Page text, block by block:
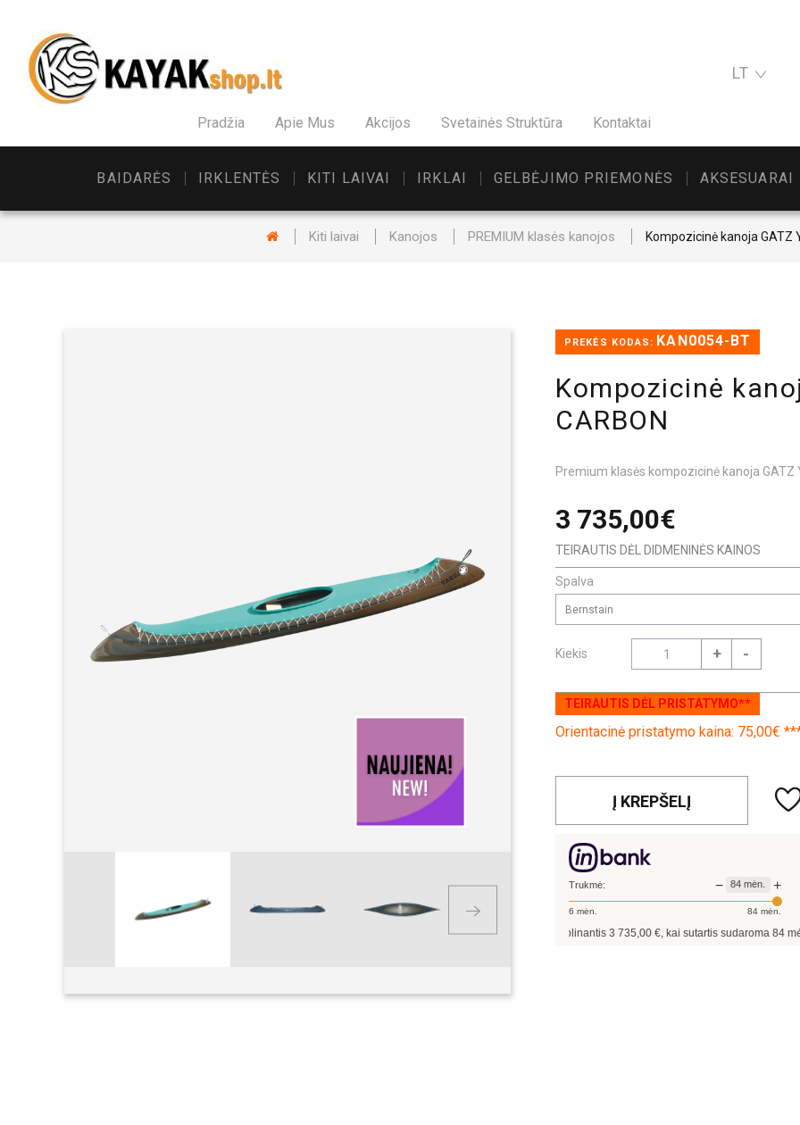
LT
Pradžia Apie Mus Akcijos Svetainės Struktūra Kontaktai
BAIDARĖS IRKLENTĖS KITI LAIVAI IRKLAI GELBĖJIMO PRIEMONĖS AKSESUARAI
Kiti laivai Kanojos PREMIUM klasės kanojos Kompozicinė kanoja GATZ
PREKĖS KODAS: KAN0054-BT
Kompozicinė
CARBON
Premium klasės kompozicinė kanoja GATZ
3 735,00€
TEIRAUTIS DĖL DIDMENINĖS KAINOS
Spalva
Bernstain
Kiekis + -
TEIRAUTIS DĖL PRISTATYMO**
Orientacinė pristatymo kaina: 75,00€
Į KREPŠELĮ
Trukmė: − 84 mėn. +
6 mėn. 84mėn.
Pavyzdžiui, skolinantis 3 735,00 €, kai sutartis sudaroma84mėn. terminui,